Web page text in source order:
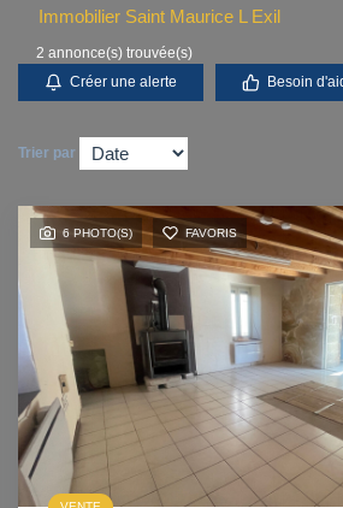
Immobilier Saint Maurice L Exil
2 annonce(s) trouvée(s)
Créer une alerte
Besoin
Trier par
6 PHOTO(S) FAVORIS